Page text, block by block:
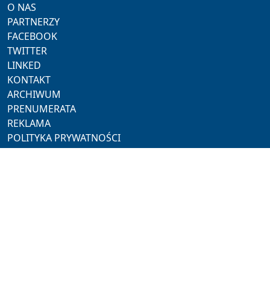
O NAS
PARTNERZY
FACEBOOK
TWITTER
LINKED
KONTAKT
ARCHIWUM
PRENUMERATA
REKLAMA
POLITYKA PRYWATNOŚCI
NASZE SERWISY